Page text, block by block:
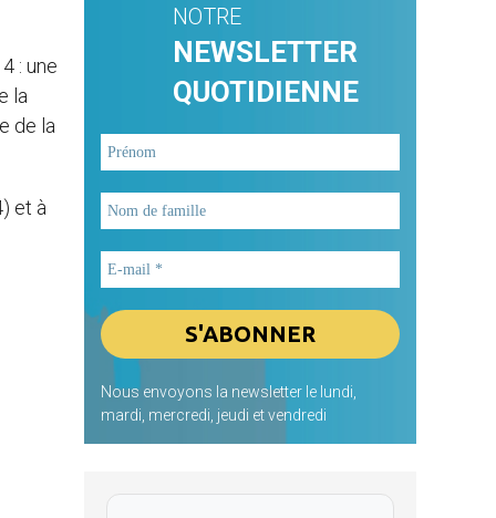
: une
la
de la
et à
NOTRE
NEWSLETTER
QUOTIDIENNE
Nous envoyons la newsletter le lundi,
mardi, mercredi, jeudi et vendredi